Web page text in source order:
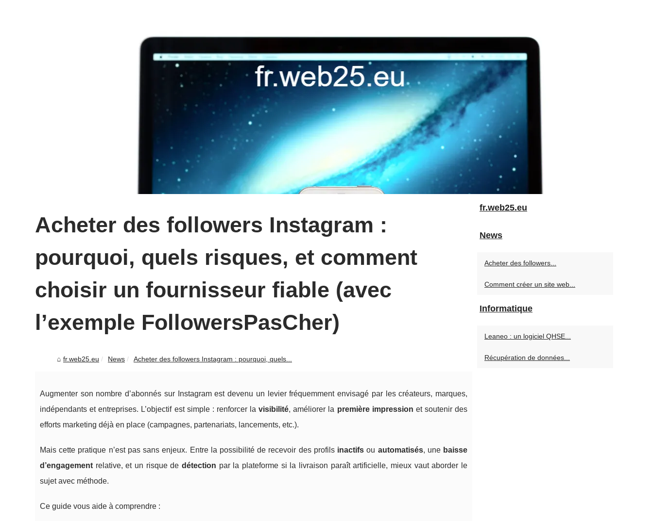
Acheter des followers Instagram :
pourquoi, quels risques, et comment
choisir un fournisseur fiable (avec
l’exemple FollowersPasCher)
fr.web25.eu News Acheter des followers Instagram : pourquoi, quels...
Augmenter son nombre d’abonnés sur Instagram est devenu un levier fréquemment envisagé par les créateurs, marques,
indépendants et entreprises. L’objectif est simple : renforcer lavisibilité, améliorer la première impression et soutenir des
efforts marketing déjà en place (campagnes, partenariats, lancements, etc.).
Mais cette pratique n’est pas sans enjeux. Entre la possibilité de recevoir des profils inactifs ou automatisés, une baisse
d’engagement relative, et un risque de détection par la plateforme si la livraison paraît artificielle, mieux vaut aborder le
sujet avec méthode.
Ce guide vous aide à comprendre :
fr.web25.eu
News
Acheter des followers...
Comment créer un site web...
Informatique
Leaneo : un logiciel QHSE...
Récupération de données...